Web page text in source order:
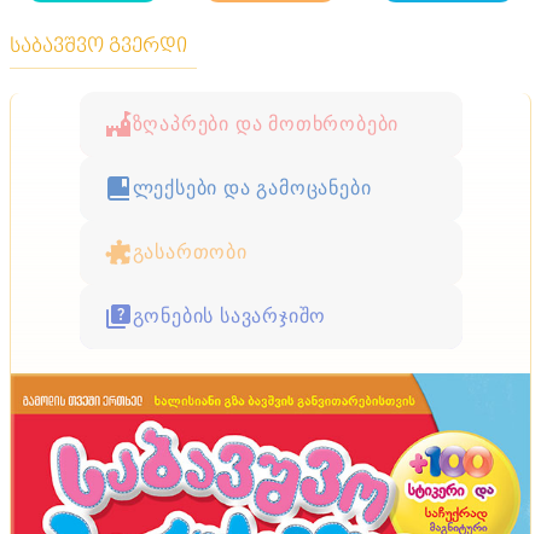
საბავშვო გვერდი
ზღაპრები და მოთხრობები
ლექსები და გამოცანები
გასართობი
გონების სავარჯიშო